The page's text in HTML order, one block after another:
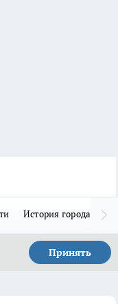
История города Н
Принять